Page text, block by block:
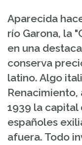
Aparecida
río Garona, la
en una
conserva
latino. Algo
1939 la
españoles
afuera. Todo